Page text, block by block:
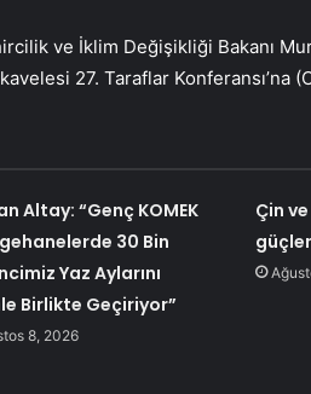
ve İklim Değişikliği Bakanı
27. Taraflar Konferansı’na
Altay: “Genç KOMEK
30 Bin
Yaz Aylarını
Birlikte Geçiriyor”
8, 2026
Çin